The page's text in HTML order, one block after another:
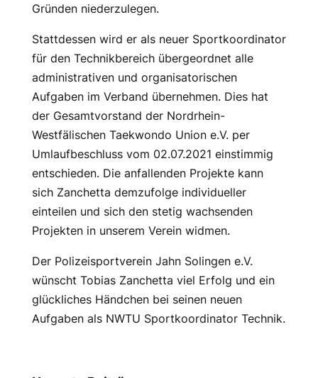
Gründen niederzulegen.
Stattdessen wird er als neuer Sportkoordinator
für den Technikbereich übergeordnet alle
administrativen und organisatorischen
Aufgaben im Verband übernehmen. Dies hat
der Gesamtvorstand der Nordrhein-
Westfälischen Taekwondo Union e.V. per
Umlaufbeschluss vom 02.07.2021 einstimmig
entschieden. Die anfallenden Projekte kann
sich Zanchetta demzufolge individueller
einteilen und sich den stetig wachsenden
Projekten in unserem Verein widmen.
Der Polizeisportverein Jahn Solingen e.V.
wünscht Tobias Zanchetta viel Erfolg und ein
glückliches Händchen bei seinen neuen
Aufgaben als NWTU Sportkoordinator Technik.